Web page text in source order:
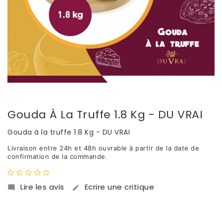
Gouda À La Truffe 1.8 Kg - DU VRAI
Gouda à la truffe 1.8 Kg - DU VRAI
Livraison entre 24h et 48h ouvrable à partir de la date de
confirmation de la commande.
 Lire les avis  Ecrire une critique